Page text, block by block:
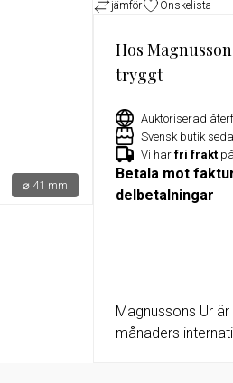
medlemmar – 15%
klockor hos
⌀ 41 mm
jämför Önskelista
Hos
tryggt
Auktoriserad
Svensk butik
Vi har fri frakt
Betala mot
delbetalningar
Magnussons Ur
månaders